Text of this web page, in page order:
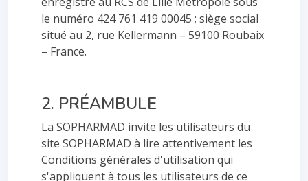
le numéro 424 761 419 00045 ; siège social
situé au 2, rue Kellermann – 59100 Roubaix
– France.
2. PRÉAMBULE
La SOPHARMAD invite les utilisateurs du
site SOPHARMAD à lire attentivement les
Conditions générales d'utilisation qui
s'appliquent à tous les utilisateurs de ce